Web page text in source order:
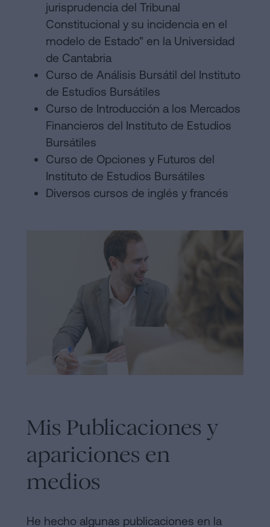
jurisprudencia del Tribunal
Constitucional y su incidencia en el
modelo de Estado" en la Universidad
de Cantabria
Curso de Análisis Bursátil del Instituto
de Estudios Bursátiles
Curso de Introducción a los Mercados
Financieros del Instituto de Estudios
Bursátiles
Curso de Opciones y Futuros del
Instituto de Estudios Bursátiles
Diversos cursos de inglés y francés
Mis Publicaciones y
apariciones en
medios
He hecho algunas publicaciones en la